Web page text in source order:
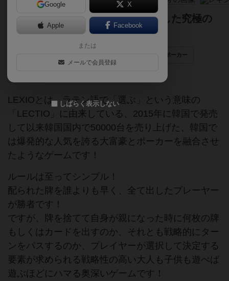
麻雀と大富豪とポーカーがコラボした究極の
牌ゲーム！！
ポーカー
LEXIOとは、ラテン語で「選ぶ」という意味の
「LECTIO」に由来している、2015年に韓国で発売
して以来韓国国内で50000台を売り上げた、韓国で
は爆発的な人気を誇る大富豪とポーカーを融合させ
たようなゲームです！
ルールは至ってシンプル！
配られた牌を誰よりも早く、全て出したプレーヤー
が勝者です！
ですが、牌を捨てて自身が親になった時に何枚の牌
もしくはカードを出すのか、それとも戦略的にター
ンをパスするのか、プレイヤーが選択して決定する
要素が求められる戦略性の高い大人も子供も遊べば
遊ぶほどにハマる奥深いゲームです！
Google X
Apple Facebook
または
メールで会員登録
しばらく表示しない